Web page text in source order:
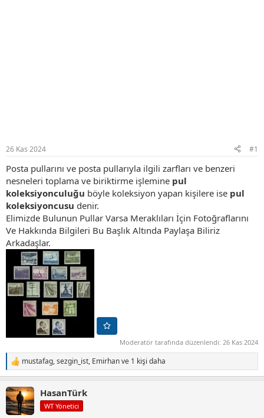
26 Kas 2024 #1
Posta pullarını ve posta pullarıyla ilgili zarfları ve benzeri
nesneleri toplama ve biriktirme işlemine pul
koleksiyonculuğu böyle koleksiyon yapan kişilere ise pul
koleksiyoncusu denir.
Elimizde Bulunun Pullar Varsa Meraklıları İçin Fotoğraflarını
Ve Hakkında Bilgileri Bu Başlık Altında Paylaşa Biliriz
Arkadaşlar.
Moderatör tarafında düzenlendi: 26 Kas 2024
T
e
k
i
l
mustafag,sezgin_ist, Emirhanve 1 kişi daha
HasanTürk
WT Yönetici